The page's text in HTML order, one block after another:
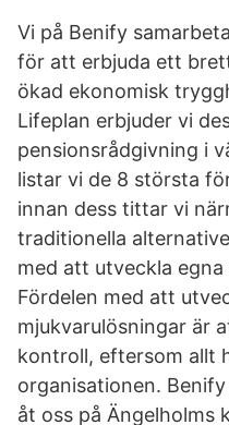
Vi på Benify
för att erbjuda ett
ökad ekonomisk
Lifeplan erbjuder vi
pensionsrådgivning i
listar vi de 8 största
innan dess tittar vi
traditionella
med att utveckla
Fördelen med att
mjukvarulösningar är
kontroll, eftersom allt
organisationen.
åt oss på Ängelholms